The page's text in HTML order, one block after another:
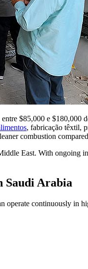
$85,000 e
, fabricação têxtil,
combustion
East. With ongoing
Saudi Arabia
operate continuously in